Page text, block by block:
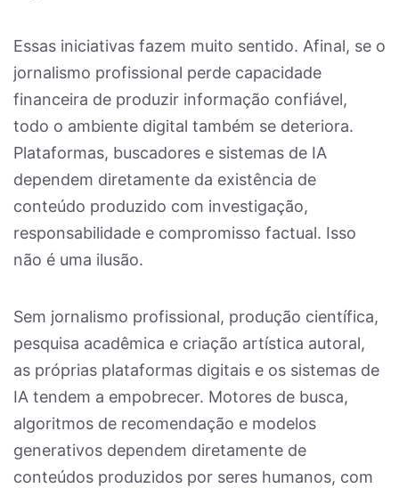
Essas iniciativas fazem muito sentido. Afinal, se o
jornalismo profissional perde capacidade
financeira de produzir informação confiável,
todo o ambiente digital também se deteriora.
Plataformas, buscadores e sistemas de IA
dependem diretamente da existência de
conteúdo produzido com investigação,
responsabilidade e compromisso factual. Isso
não é uma ilusão.
Sem jornalismo profissional, produção científica,
pesquisa acadêmica e criação artística autoral,
as próprias plataformas digitais e os sistemas de
IA tendem a empobrecer. Motores de busca,
algoritmos de recomendação e modelos
generativos dependem diretamente de
conteúdos produzidos por seres humanos, com